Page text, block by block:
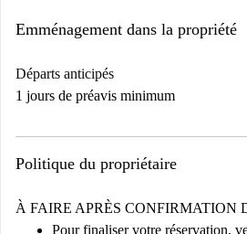
Emménagement dans la propriété
Départs anticipés
1 jours de préavis minimum
Politique du propriétaire
À FAIRE APRÈS CONFIRMATION
Pour finaliser votre réservation,